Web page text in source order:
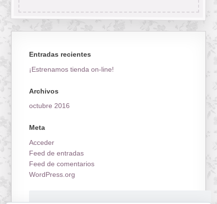
Entradas recientes
¡Estrenamos tienda on-line!
Archivos
octubre 2016
Meta
Acceder
Feed de entradas
Feed de comentarios
WordPress.org